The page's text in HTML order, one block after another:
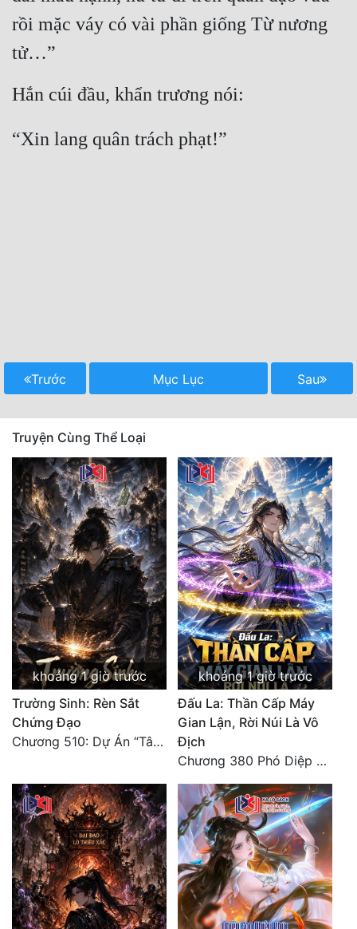
rồi mặc váy có vài phần giống Từ nương
tử…”
Hắn cúi đầu, khẩn trương nói:
“Xin lang quân trách phạt!”
Trước Mục Lục Sau
Truyện Cùng Thể Loại
khoảng 1 giờ trước
Trường Sinh: Rèn Sắt
Chứng Đạo
Chương 510: Dự Án “Tân Bạch Nương Tử” Và “Tinh Thám” Xà Yêu
khoảng 1 giờ trước
Đấu La: Thần Cấp Máy
Gian Lận, Rời Núi Là Vô
Địch
Chương 380 Phó Diệp dẫn toàn tộc Hồn Thú di chuyển đến Sâm La Tinh, chúng thần Thần Giới kinh ngạc!